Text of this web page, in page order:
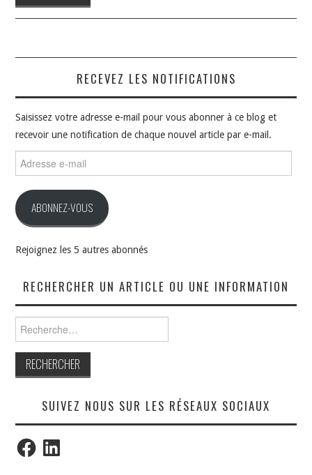
RECEVEZ LES NOTIFICATIONS
Saisissez votre adresse e-mail pour vous abonner à ce blog et
recevoir une notification de chaque nouvel article par e-mail.
e-
ABONNEZ-VOUS
Rejoignez les 5 autres abonnés
RECHERCHER UN ARTICLE OU UNE INFORMATION
SUIVEZ NOUS SUR LES RÉSEAUX SOCIAUX
FacebookLinkedIn